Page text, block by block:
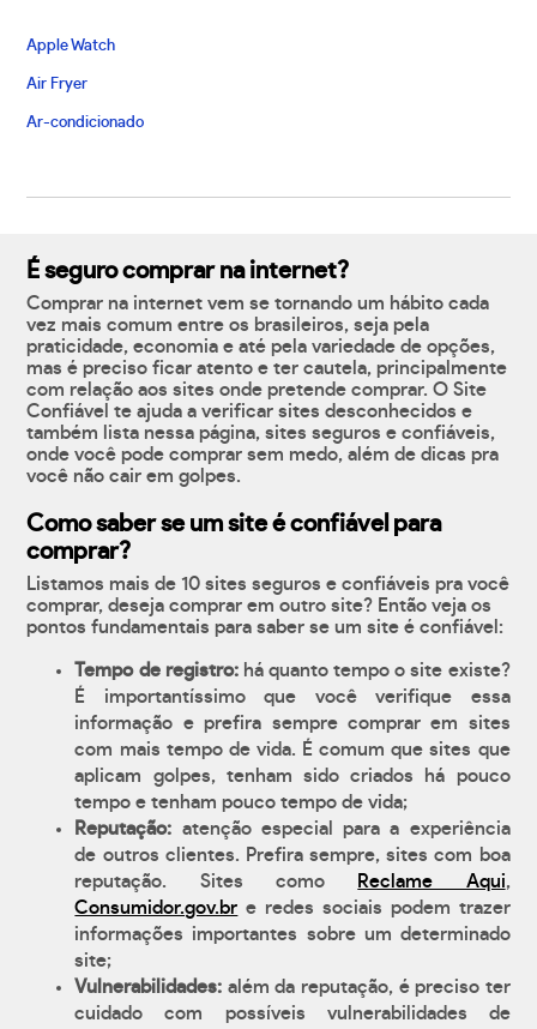
Apple Watch
Air Fryer
Ar-condicionado
É seguro comprar na internet?
Comprar na internet vem se tornando um hábito cada
vez mais comum entre os brasileiros, seja pela
praticidade, economia e até pela variedade de opções,
mas é preciso ficar atento e ter cautela, principalmente
com relação aos sites onde pretende comprar. O Site
Confiável te ajuda a verificar sites desconhecidos e
também lista nessa página, sites seguros e confiáveis,
onde você pode comprar sem medo, além de dicas pra
você não cair em golpes.
Como saber se um site é confiável para
comprar?
Listamos mais de 10 sites seguros e confiáveis pra você
comprar, deseja comprar em outro site? Então veja os
pontos fundamentais para saber se um site é confiável:
Tempo de registro:há quanto tempo o site existe?
É importantíssimo que você verifique essa
informação e prefira sempre comprar em sites
com mais tempo de vida. É comum que sites que
aplicam golpes, tenham sido criados há pouco
tempo e tenham pouco tempo de vida;
Reputação: atenção especial para a experiência
de outros clientes. Prefira sempre, sites com boa
reputação. Sites como
Reclame Aqui,
Consumidor.gov.br e redes sociais podem trazer
informações importantes sobre um determinado
site;
Vulnerabilidades: além da reputação, é preciso ter
cuidado com possíveis vulnerabilidades de